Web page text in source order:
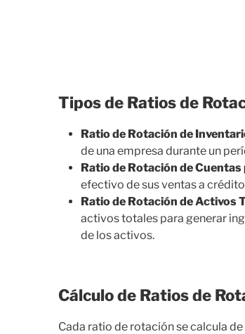
Tipos de Ratios de
Ratio de Rotación de
de una empresa durante un
Ratio de Rotación de
efectivo de sus ventas a
Ratio de Rotación de Activos
activos totales para generar
de los activos.
Cálculo de Ratios de
Cada ratio de rotación se calcula